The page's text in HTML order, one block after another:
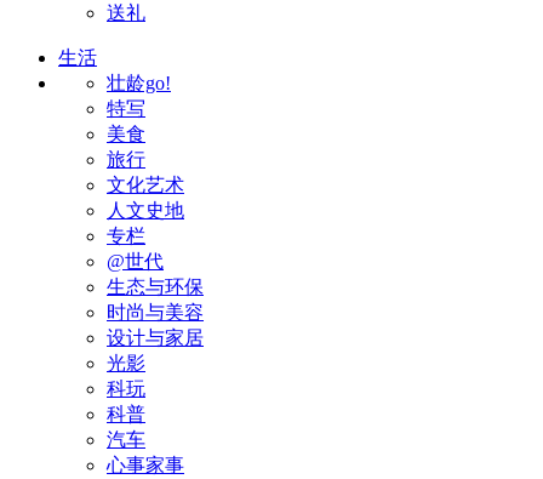
送礼
生活
壮龄go!
特写
美食
旅行
文化艺术
人文史地
专栏
@世代
生态与环保
时尚与美容
设计与家居
光影
科玩
科普
汽车
心事家事